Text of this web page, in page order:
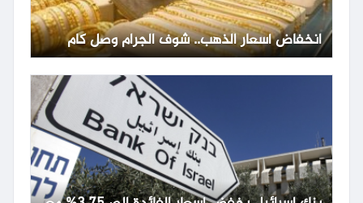
انخفاض أسعار الذهب.. شوف الجرام وصل كام